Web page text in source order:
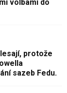
volbami do
protože
sazeb Fedu.